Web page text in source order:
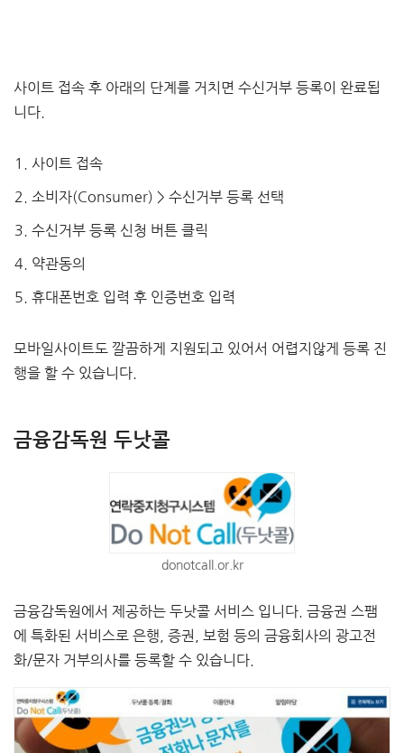
사이트 접속 후 아래의 단계를 거치면 수신거부 등록이 완료됩
니다.
사이트 접속
소비자(Consumer) > 수신거부 등록 선택
수신거부 등록 신청 버튼 클릭
약관동의
휴대폰번호 입력 후 인증번호 입력
모바일사이트도 깔끔하게 지원되고 있어서 어렵지않게 등록 진
행을 할 수 있습니다.
금융감독원 두낫콜
donotcall.or.kr
금융감독원에서 제공하는 두낫콜 서비스 입니다. 금융권 스팸
에 특화된 서비스로 은행, 증권, 보험 등의 금융회사의 광고전
화/문자 거부의사를 등록할 수 있습니다.